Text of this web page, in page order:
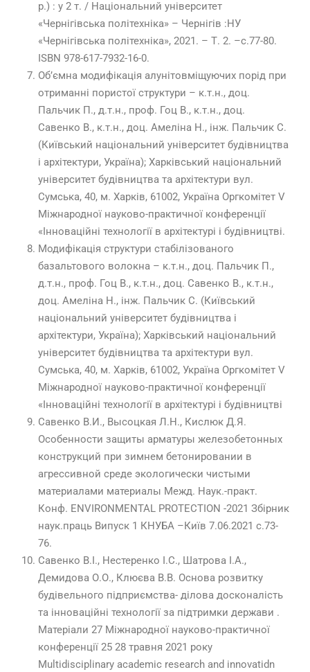
р.) : у 2 т. / Національний університет
«Чернігівська політехніка» – Чернігів :НУ
«Чернігівська політехніка», 2021. – Т. 2. –с.77-80.
ISBN 978-617-7932-16-0.
Об’ємна модифікація алунітовміщуючих порід при
отриманні пористої структури – к.т.н., доц.
Пальчик П., д.т.н., проф. Гоц В., к.т.н., доц.
Савенко В., к.т.н., доц. Амеліна Н., інж. Пальчик С.
(Київський національний університет будівництва
і архітектури, Україна); Харківський національний
університет будівництва та архітектури вул.
Сумська, 40, м. Харків, 61002, Україна Оргкомітет V
Міжнародної науково-практичної конференції
«Інноваційні технології в архітектурі і будівництві.
Модифікація структури стабілізованого
базальтового волокна – к.т.н., доц. Пальчик П.,
д.т.н., проф. Гоц В., к.т.н., доц. Савенко В., к.т.н.,
доц. Амеліна Н., інж. Пальчик С. (Київський
національний університет будівництва і
архітектури, Україна); Харківський національний
університет будівництва та архітектури вул.
Сумська, 40, м. Харків, 61002, Україна Оргкомітет V
Міжнародної науково-практичної конференції
«Інноваційні технології в архітектурі і будівництві
Савенко В.И., Высоцкая Л.Н., Кислюк Д.Я.
Особенности защиты арматуры железобетонных
конструкций при зимнем бетонировании в
агрессивной среде экологически чистыми
материалами материалы Межд. Наук.-практ.
Конф. ENVIRONMENTAL PROTECTION -2021 Збірник
наук.праць Випуск 1 КНУБА –Київ 7.06.2021 с.73-
76.
Савенко В.І., Нестеренко І.С., Шатрова І.А.,
Демидова О.О., Клюєва В.В. Основа розвитку
будівельного підприємства- ділова досконалість
та інноваційні технології за підтримки держави .
Матеріали 27 Міжнародної науково-практичної
конференції 25 28 травня 2021 року
Multidisciplinary academic research and innovatidn